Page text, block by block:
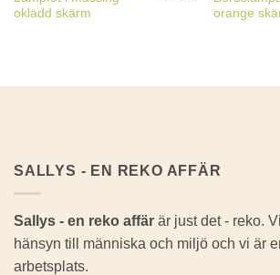
oklädd skärm
orange
SALLYS - EN REKO AFFÄR
Sallys - en reko affär är just det - reko.
hänsyn till människa och miljö och vi är
arbetsplats.